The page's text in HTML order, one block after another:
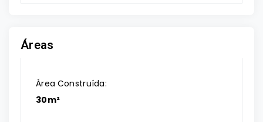
Áreas
Área Construída:
30m²